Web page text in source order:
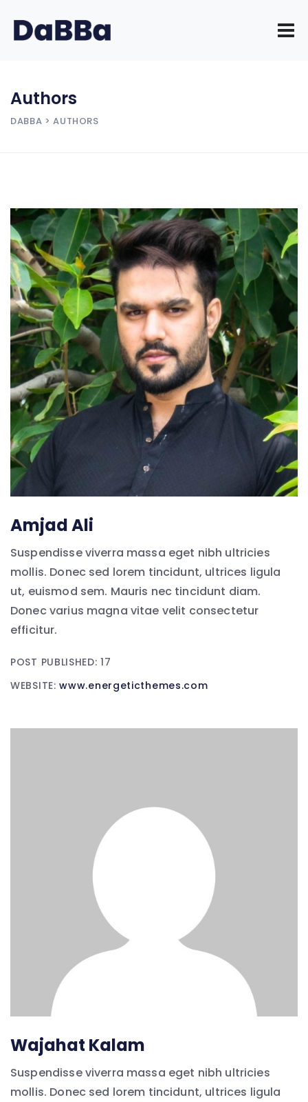
Authors
DABBA > AUTHORS
Amjad Ali
Suspendisse viverra massa eget nibh ultricies
mollis. Donec sed lorem tincidunt, ultrices ligula
ut, euismod sem. Mauris nec tincidunt diam.
Donec varius magna vitae velit consectetur
efficitur.
POST PUBLISHED: 17
WEBSITE:www.energeticthemes.com
Wajahat Kalam
Suspendisse viverra massa eget nibh ultricies
mollis. Donec sed lorem tincidunt, ultrices ligula